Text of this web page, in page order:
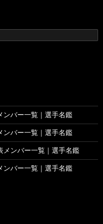
ンバー一覧｜選手名鑑
ンバー一覧｜選手名鑑
メンバー一覧｜選手名鑑
ンバー一覧｜選手名鑑